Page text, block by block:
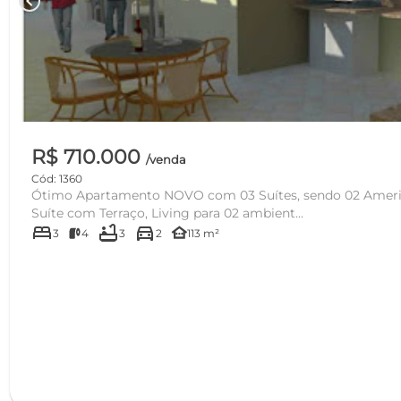
R$ 710.000 /venda
Cód: 1360
Ótimo Apartamento NOVO com 03 Suítes, sendo 02
Suíte com Terraço, Living para 02 ambient...
bed3 4 bathtub3 directions_car 2 other_houses113 m²